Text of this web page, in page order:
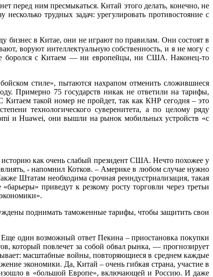
перед ним пресмыкаться. Китай этого делать, конечно, не
трудных задач: урегулировать противостояние с
бизнес в Китае, они не играют по правилам. Они состоят в
воруют интеллектуальную собственность, и я не могу с
боролся с Китаем — ни европейцы, ни США. Наконец-то
стиле», пытаются нахрапом отменить сложившиеся
Примерно 75 государств никак не ответили на тарифы,
такой номер не пройдет, так как КНР сегодня – это
технологического суверенитета, а по целому ряду
и Huawei, они вышли на рынок мобильных устройств «с
как очень слабый президент США. Нечто похожее у
- напомнил Котков. – Америке в любом случае нужно
Штатам необходима срочная реиндустриализация, такая
приведут к резкому росту торговли через третьи
поднимать таможенные тарифы, чтобы защитить свои
Еще один возможный ответ Пекина – приостановка покупки
который повлечет за собой обвал рынка, — прогнозирует
масштабные войны, повторяющиеся в среднем каждые
экономики. Да, Китай – очень гибкая страна, участие в
в «большой Европе», включающей и Россию. И даже